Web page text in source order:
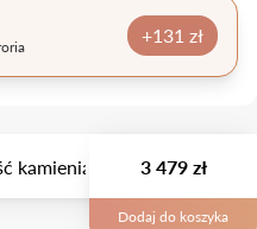
+131 zł
kamienia Opis
3 479 zł
Dodaj do koszyka